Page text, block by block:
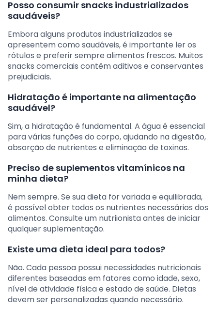
Posso consumir snacks industrializados
saudáveis?
Embora alguns produtos industrializados se
apresentem como saudáveis, é importante ler os
rótulos e preferir sempre alimentos frescos. Muitos
snacks comerciais contêm aditivos e conservantes
prejudiciais.
Hidratação é importante na alimentação
saudável?
Sim, a hidratação é fundamental. A água é essencial
para várias funções do corpo, ajudando na digestão,
absorção de nutrientes e eliminação de toxinas.
Preciso de suplementos vitamínicos na
minha dieta?
Nem sempre. Se sua dieta for variada e equilibrada,
é possível obter todos os nutrientes necessários dos
alimentos. Consulte um nutriionista antes de iniciar
qualquer suplementação.
Existe uma dieta ideal para todos?
Não. Cada pessoa possui necessidades nutricionais
diferentes baseadas em fatores como idade, sexo,
nível de atividade física e estado de saúde. Dietas
devem ser personalizadas quando necessário.